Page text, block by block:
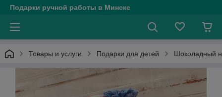
Подарки ручной работы в Минске
Товары и услуги Подарки для детей Шоколадный